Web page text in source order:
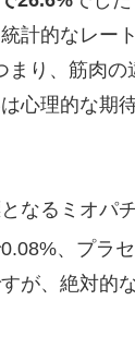
計的なレー
まり、筋肉
心理的な期
なるミオパ
、プラ
が、絶対的